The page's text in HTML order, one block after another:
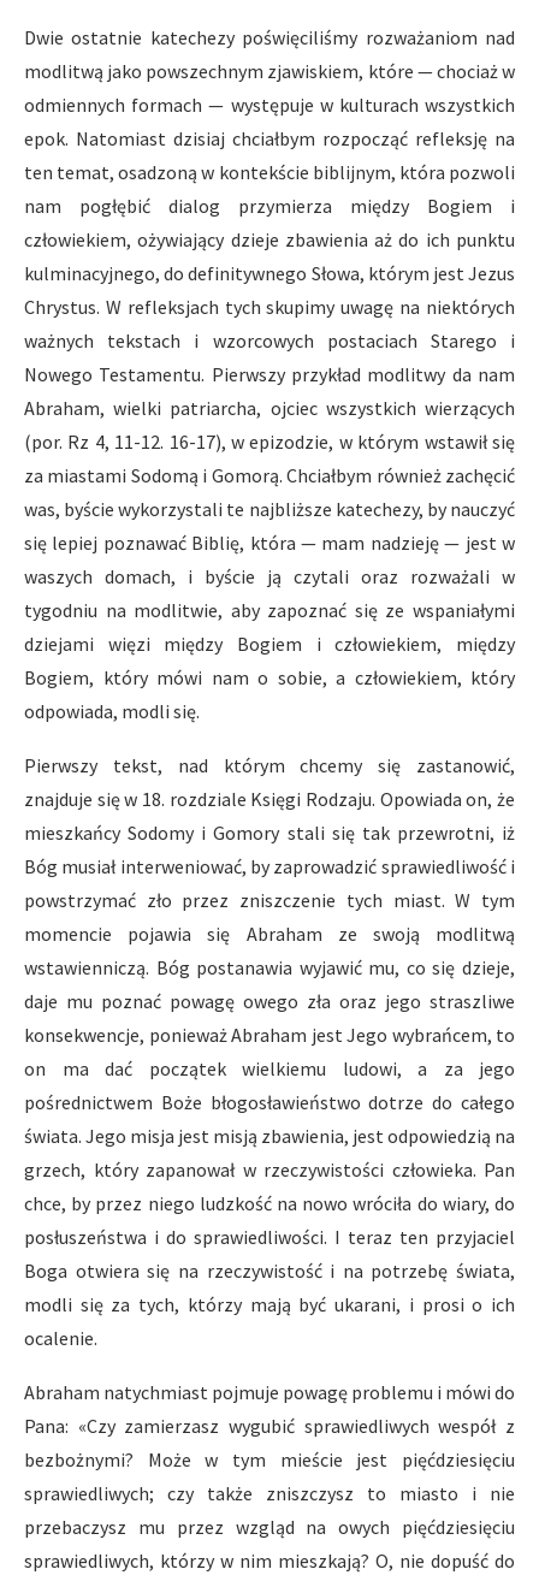
Dwie ostatnie katechezy poświęciliśmy rozważaniom nad
modlitwą jako powszechnym zjawiskiem, które — chociaż w
odmiennych formach — występuje w kulturach wszystkich
epok. Natomiast dzisiaj chciałbym rozpocząć refleksję na
ten temat, osadzoną w kontekście biblijnym, która pozwoli
nam pogłębić dialog przymierza między Bogiem i
człowiekiem, ożywiający dzieje zbawienia aż do ich punktu
kulminacyjnego, do definitywnego Słowa, którym jest Jezus
Chrystus. W refleksjach tych skupimy uwagę na niektórych
ważnych tekstach i wzorcowych postaciach Starego i
Nowego Testamentu. Pierwszy przykład modlitwy da nam
Abraham, wielki patriarcha, ojciec wszystkich wierzących
(por. Rz 4, 11-12. 16-17), w epizodzie, w którym wstawił się
za miastami Sodomą i Gomorą. Chciałbym również zachęcić
was, byście wykorzystali te najbliższe katechezy, by nauczyć
się lepiej poznawać Biblię, która — mam nadzieję — jest w
waszych domach, i byście ją czytali oraz rozważali w
tygodniu na modlitwie, aby zapoznać się ze wspaniałymi
dziejami więzi między Bogiem i człowiekiem, między
Bogiem, który mówi nam o sobie, a człowiekiem, który
odpowiada, modli się.
Pierwszy tekst, nad którym chcemy się zastanowić,
znajduje się w 18. rozdziale Księgi Rodzaju. Opowiada on, że
mieszkańcy Sodomy i Gomory stali się tak przewrotni, iż
Bóg musiał interweniować, by zaprowadzić sprawiedliwość i
powstrzymać zło przez zniszczenie tych miast. W tym
momencie pojawia się Abraham ze swoją modlitwą
wstawienniczą. Bóg postanawia wyjawić mu, co się dzieje,
daje mu poznać powagę owego zła oraz jego straszliwe
konsekwencje, ponieważ Abraham jest Jego wybrańcem, to
on ma dać początek wielkiemu ludowi, a za jego
pośrednictwem Boże błogosławieństwo dotrze do całego
świata. Jego misja jest misją zbawienia, jest odpowiedzią na
grzech, który zapanował w rzeczywistości człowieka. Pan
chce, by przez niego ludzkość na nowo wróciła do wiary, do
posłuszeństwa i do sprawiedliwości. I teraz ten przyjaciel
Boga otwiera się na rzeczywistość i na potrzebę świata,
modli się za tych, którzy mają być ukarani, i prosi o ich
ocalenie.
Abraham natychmiast pojmuje powagę problemu i mówi do
Pana: «Czy zamierzasz wygubić sprawiedliwych wespół z
bezbożnymi? Może w tym mieście jest pięćdziesięciu
sprawiedliwych; czy także zniszczysz to miasto i nie
przebaczysz mu przez wzgląd na owych pięćdziesięciu
sprawiedliwych, którzy w nim mieszkają? O, nie dopuść do